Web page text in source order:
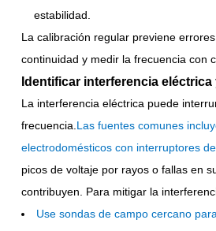
estabilidad.
La calibración regular previene
continuidad y medir la frecuencia con
Identificar interferencia eléctrica
La interferencia eléctrica puede
frecuencia. Las fuentes comunes
electrodomésticos con interruptores
picos de voltaje por rayos o fallas en
contribuyen. Para mitigar la
Use sondas de campo cercano